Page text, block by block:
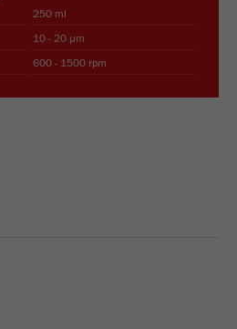
250 ml
10 - 20 µm
600 - 1500 rpm